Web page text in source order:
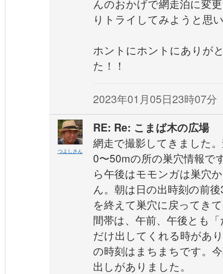
んのおかげで網走泊に変
りトライしてみようと思
ホントにホントにありが
た！！
2023年01月05日23時07分
つよしさん
RE: Re: こまば木の広場
網走で撮影してきました
0〜50mの所の巣穴情報で
ら午後はモモンガは巣穴
ん。朝は日の出時刻の前
を終えて巣穴に戻ってき
間帯は、午前、午後とも
だけ出してくれる時があ
の時刻はまちまちです。
出しがありました。